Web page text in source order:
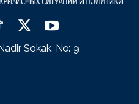
Sokak, No: 9,